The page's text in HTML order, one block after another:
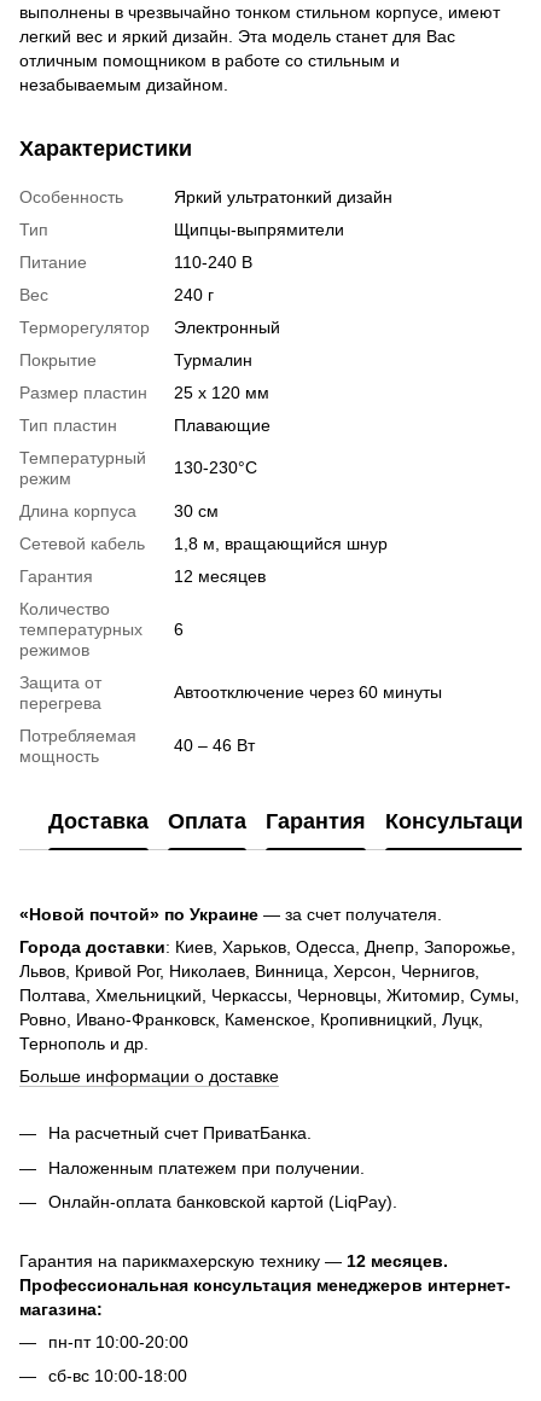
выполнены в чрезвычайно тонком стильном корпусе, имеют
легкий вес и яркий дизайн. Эта модель станет для Вас
отличным помощником в работе со стильным и
незабываемым дизайном.
Характеристики
Особенность
Яркий ультратонкий дизайн
Тип
Щипцы-выпрямители
Питание
110-240 В
Вес
240 г
Терморегулятор
Электронный
Покрытие
Турмалин
Размер пластин
25 х 120 мм
Тип пластин
Плавающие
Температурный
режим
130-230°С
Длина корпуса
30 см
Сетевой кабель
1,8 м, вращающийся шнур
Гарантия
12 месяцев
Количество
температурных
режимов
6
Защита от
перегрева
Автоотключение через 60 минуты
Потребляемая
мощность
40 – 46 Вт
Доставка Оплата Гарантия Консультация
«Новой почтой» по Украине — за счет получателя.
Города доставки: Киев, Харьков, Одесса, Днепр, Запорожье,
Львов, Кривой Рог, Николаев, Винница, Херсон, Чернигов,
Полтава, Хмельницкий, Черкассы, Черновцы, Житомир, Сумы,
Ровно, Ивано-Франковск, Каменское, Кропивницкий, Луцк,
Тернополь и др.
Больше информации о доставке
На расчетный счет ПриватБанка.
Наложенным платежем при получении.
Онлайн-оплата банковской картой (LiqPay).
Гарантия на парикмахерскую технику — 12 месяцев.
Профессиональная консультация менеджеров интернет-
магазина:
пн-пт 10:00-20:00
сб-вс 10:00-18:00